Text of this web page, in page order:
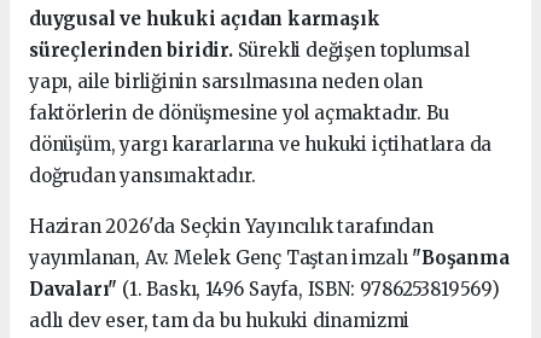
duygusal ve hukuki açıdan karmaşık
süreçlerinden biridir.Sürekli değişen toplumsal
yapı, aile birliğinin sarsılmasına neden olan
faktörlerin de dönüşmesine yol açmaktadır. Bu
dönüşüm, yargı kararlarına ve hukuki içtihatlara da
doğrudan yansımaktadır.
Haziran 2026'da Seçkin Yayıncılık tarafından
yayımlanan, Av. Melek Genç Taştan imzalı "Boşanma
Davaları" (1. Baskı, 1496 Sayfa, ISBN: 9786253819569)
adlı dev eser, tam da bu hukuki dinamizmi